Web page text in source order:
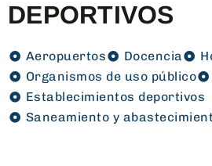
DEPORTIVOS
Aeropuertos Docencia
Organismos de uso público
Establecimientos deportivos
Saneamiento y